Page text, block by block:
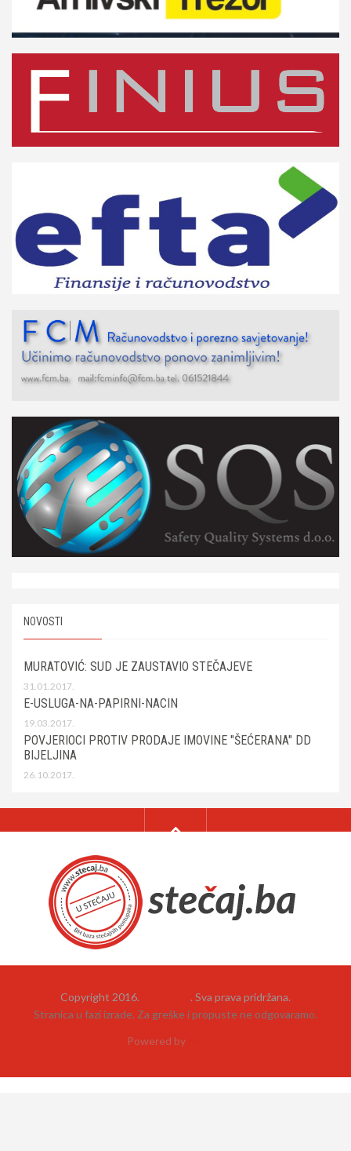
NOVOSTI
MURATOVIĆ: SUD JE ZAUSTAVIO STEČAJEVE
31.01.2017.
E-USLUGA-NA-PAPIRNI-NACIN
19.03.2017.
POVJERIOCI PROTIV PRODAJE IMOVINE "ŠEĆERANA" DD
BIJELJINA
26.10.2017.
Copyright 2016.
. Sva prava pridržana.
Stranica u fazi izrade. Za greške i propuste ne odgovaramo.
Powered by